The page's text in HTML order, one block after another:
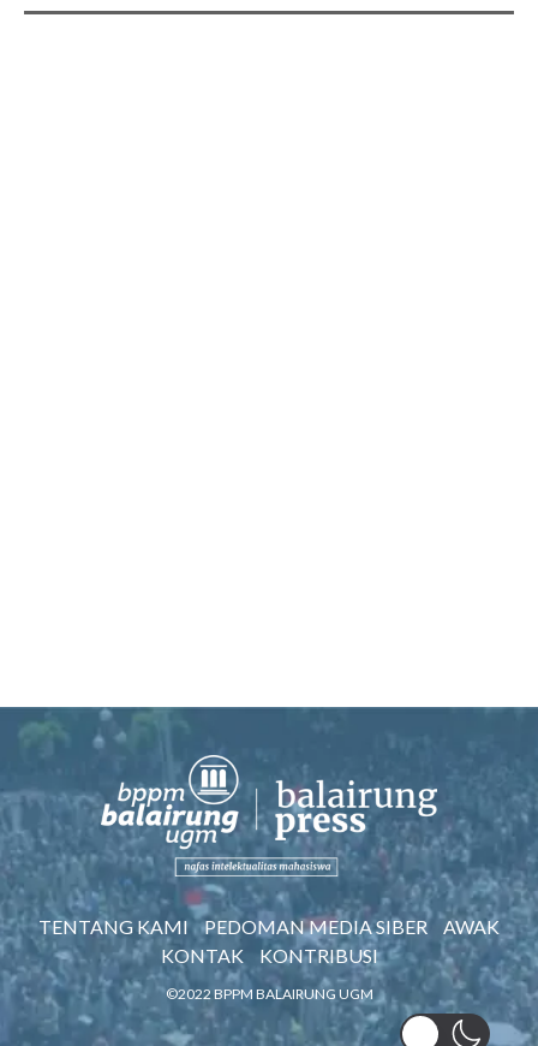
TENTANG KAMI PEDOMAN MEDIA SIBER
AWAK
KONTAK
KONTRIBUSI
©2022 BPPM BALAIRUNG UGM